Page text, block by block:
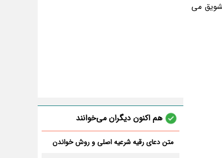
می
هم اکنون دیگران می‌خوانند
متن دعای رقیه شرعیه اصلی و روش خواندن